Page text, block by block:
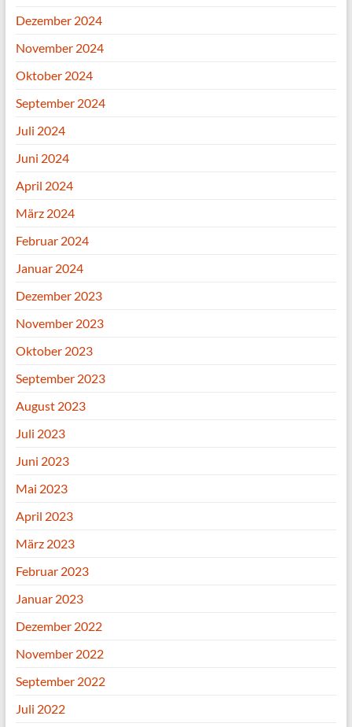
Dezember 2024
November 2024
Oktober 2024
September 2024
Juli 2024
Juni 2024
April 2024
März 2024
Februar 2024
Januar 2024
Dezember 2023
November 2023
Oktober 2023
September 2023
August 2023
Juli 2023
Juni 2023
Mai 2023
April 2023
März 2023
Februar 2023
Januar 2023
Dezember 2022
November 2022
September 2022
Juli 2022